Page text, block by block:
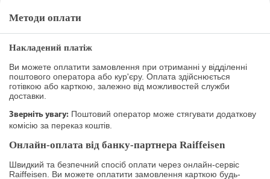
Методи оплати
Накладений платіж
Ви можете оплатити замовлення при отриманні у відділенні
поштового оператора або кур'єру. Оплата здійснюється
готівкою або карткою, залежно від можливостей служби
доставки.
Зверніть увагу: Поштовий оператор може стягувати додаткову
комісію за переказ коштів.
Онлайн-оплата від банку-партнера Raiffeisen
Швидкий та безпечний спосіб оплати через онлайн-сервіс
Raiffeisen. Ви можете оплатити замовлення карткою будь-